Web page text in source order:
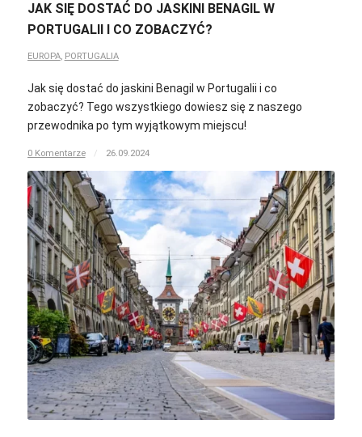
JAK SIĘ DOSTAĆ DO JASKINI BENAGIL W
PORTUGALII I CO ZOBACZYĆ?
EUROPA, PORTUGALIA
Jak się dostać do jaskini Benagil w Portugalii i co
zobaczyć? Tego wszystkiego dowiesz się z naszego
przewodnika po tym wyjątkowym miejscu!
0 Komentarze / 26.09.2024